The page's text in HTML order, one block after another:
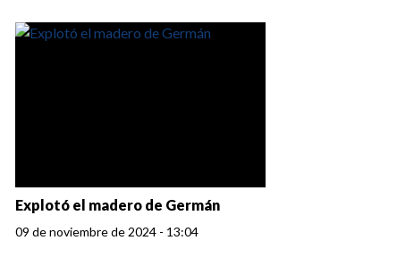
Explotó el madero de Germán
09 de noviembre de 2024 - 13:04